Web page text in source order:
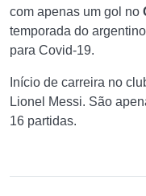
com apenas um gol no
temporada do
para Covid-19.
Início de carreira no
Lionel Messi. São
16 partidas.